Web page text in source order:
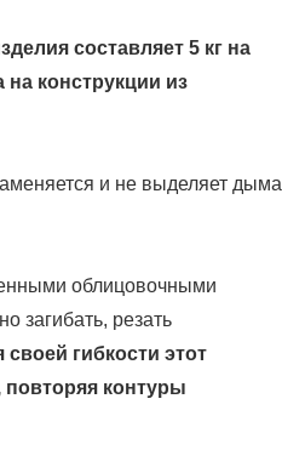
составляет 5 кг на
конструкции из
и не выделяет дыма
облицовочными
загибать, резать
своей гибкости этот
контуры